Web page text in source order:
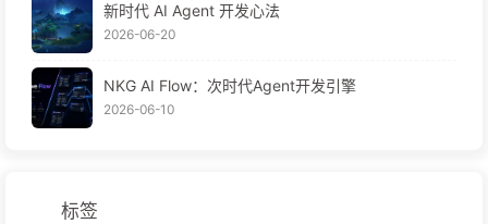
新时代 AI Agent 开发心法
2026-06-20
NKG AI Flow：次时代Agent开发引擎
2026-06-10
标签